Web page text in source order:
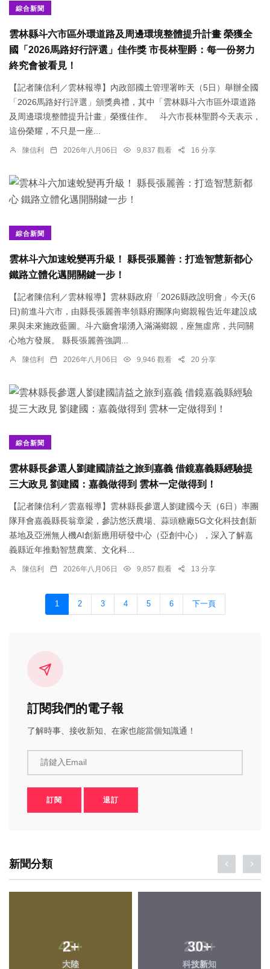
綜合新聞
雲林縣斗六市區外環道路及周邊環境整體提升計畫 榮獲全
國「2026馬路好行評選」佳作獎 市長林聖爵：每一份努力
終究會被看見！
【記者陳信利／雲林報導】內政部國土管理署昨天（5日）舉辦全國
「2026馬路好行評選」頒獎典禮，其中「雲林縣斗六市區外環道路
及周邊環境整體提升計畫」榮獲佳作。 斗六市長林聖爵今天表示，
這份榮耀，不只是一座...
陳信利 2026年八月06日 9,837 觀看 16 分享
綜合新聞
雲林斗六加速蛻變再升級！ 縣長張麗善：打造智慧新都心
鐵路立體化邁開關鍵一步！
【記者陳信利／雲林報導】雲林縣政府「2026縣政說明會」今天(6
日)前進斗六市，由縣長張麗善率領縣府團隊向鄉親報告近年建設成
果與未來施政藍圖。斗六廳會場湧入滿滿鄉親，座無虛席，共同關
心地方發展。 縣長張麗善強調...
陳信利 2026年八月06日 9,946 觀看 20 分享
綜合新聞
雲林縣長參選人劉建國請益之旅到嘉義 借鏡嘉義縣經驗提
三大政見 劉建國：嘉義做得到 雲林一定做得到！
【記者陳信利／雲嘉報導】雲林縣長參選人劉建國今天（6日）率團
隊拜會嘉義縣長翁章梁，參訪悠沃農場、蒜頭糖廠5G文化科技創新
基地及亞洲無人機AI創新應用研發中心（亞創中心），深入了解嘉
義縣近年推動智慧農業、文化科...
陳信利 2026年八月06日 9,857 觀看 13 分享
1 2 3 4 5 6 下一頁
訂閱我們的電子報
了解時事、接收新知、在家也能當個知識通！
請鍵入Email
訂閱 退訂
新聞分類
2+
大陸
30+
科技新知